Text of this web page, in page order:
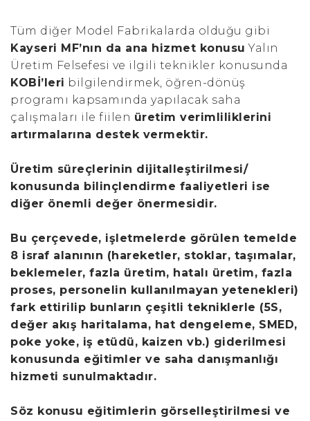
Tüm diğer Model Fabrikalarda olduğu gibi
Kayseri MF’nın da ana hizmet konusu Yalın
Üretim Felsefesi ve ilgili teknikler konusunda
KOBİ’leri bilgilendirmek, öğren-dönüş
programı kapsamında yapılacak saha
çalışmaları ile fiilen üretim verimliliklerini
artırmalarına destek vermektir.
Üretim süreçlerinin dijitalleştirilmesi/
konusunda bilinçlendirme faaliyetleri ise
diğer önemli değer önermesidir.
Bu çerçevede, işletmelerde görülen temelde
8 israf alanının (hareketler, stoklar, taşımalar,
beklemeler, fazla üretim, hatalı üretim, fazla
proses, personelin kullanılmayan yetenekleri)
fark ettirilip bunların çeşitli tekniklerle (5S,
değer akış haritalama, hat dengeleme, SMED,
poke yoke, iş etüdü, kaizen vb.) giderilmesi
konusunda eğitimler ve saha danışmanlığı
hizmeti sunulmaktadır.
Söz konusu eğitimlerin görselleştirilmesi ve